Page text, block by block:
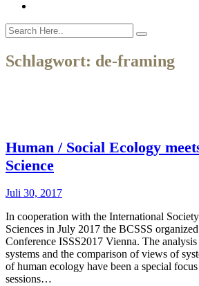
Schlagwort: de-framing
Human / Social Ecology
Science
Juli 30, 2017
In cooperation with the International
Sciences in July 2017 the BCSSS
Conference ISSS2017 Vienna. The
systems and the comparison of views of
of human ecology have been a special
sessions…